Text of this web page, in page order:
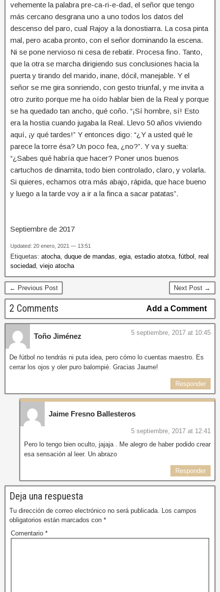
vehemente la palabra pre-ca-ri-e-dad, el señor que tengo
más cercano desgrana uno a uno todos los datos del
descenso del paro, cual Rajoy a la donostiarra. La cosa pinta
mal, pero acaba pronto, con el señor dominando la escena.
Ni se pone nervioso ni cesa de rebatir. Procesa fino. Tanto,
que la otra se marcha dirigiendo sus conclusiones hacia la
puerta y tirando del marido, inane, dócil, manejable. Y el
señor se me gira sonriendo, con gesto triunfal, y me invita a
otro zurito porque me ha oído hablar bien de la Real y porque
se ha quedado tan ancho, qué coño. “¡Sí hombre, sí! Esto
era la hostia cuando jugaba la Real. Llevo 50 años viviendo
aquí, ¡y qué tardes!” Y entonces digo: “¿Y a usted qué le
parece la torre ésa? Un poco fea, ¿no?”. Y va y suelta:
“¿Sabes qué habría que hacer? Poner unos buenos
cartuchos de dinamita, todo bien controlado, claro, y volarla.
Si quieres, echamos otra más abajo, rápida, que hace bueno
y luego a la tarde voy a ir a la finca a sacar patatas”.
Septiembre de 2017
Updated: 20 enero, 2021 — 13:51
Etiquetas: atocha, duque de mandas, egia, estadio atotxa, fútbol , real
sociedad, viejo atocha
← Previous Post Next Post →
2 Comments Add a Comment
Toño Jiménez 5 septiembre, 2017 at 10:45
De fútbol no tendrás ni puta idea, pero cómo lo cuentas maestro. Es
cerrar los ojos y oler puro balompié. Gracias Jaume!
Responder
Jaime Fresno Ballesteros
5 septiembre, 2017 at 12:41
Pero lo tengo bien oculto, jajaja . Me alegro de haber podido crear
esa sensación al leer. Un abrazo
Responder
Deja una respuesta
Tu dirección de correo electrónico no será publicada. Los campos
obligatorios están marcados con *
Comentario *